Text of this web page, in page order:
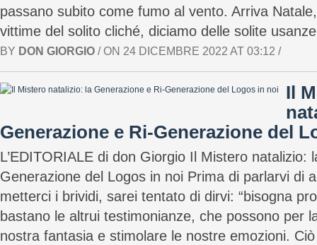
passano subito come fumo al vento. Arriva
vittime del solito cliché, diciamo delle solite
BY DON GIORGIO / ON 24 DICEMBRE 2022 AT 03:12 /
Il
Generazione e Ri-Generazione del
L’EDITORIALE di don Giorgio Il Mistero natalizio:
Generazione del Logos in noi Prima di parlarvi di
metterci i brividi, sarei tentato di dirvi: “bisogna
bastano le altrui testimonianze, che possono per
nostra fantasia e stimolare le nostre emozioni.